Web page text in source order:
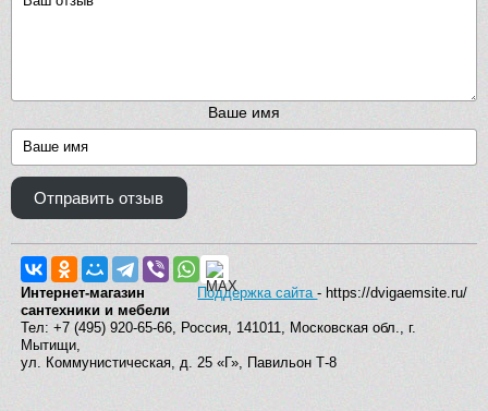
Ваше имя
Отправить отзыв
Поддержка сайта- https://dvigaemsite.ru/
Интернет-магазин
сантехники и мебели
Тел: +7 (495) 920-65-66, Россия, 141011, Московская обл., г.
Мытищи,
ул. Коммунистическая, д. 25 «Г», Павильон Т-8